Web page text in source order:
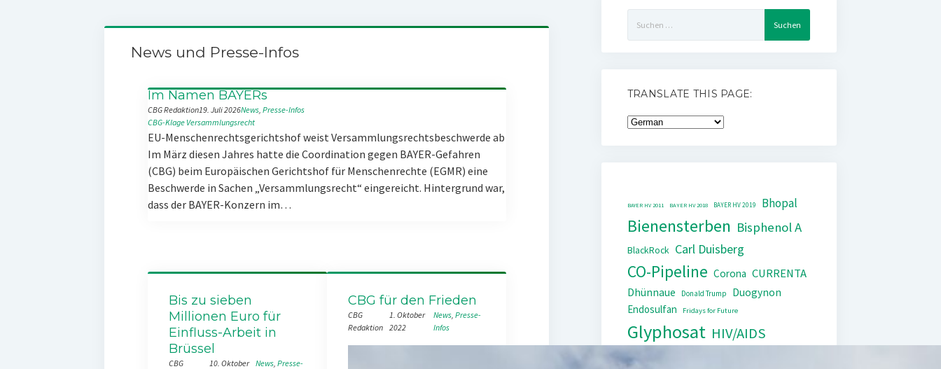
News und Presse-Infos
Im Namen BAYERs
CBG Redaktion19. Juli 2026News, Presse-Infos
CBG-Klage Versammlungsrecht
EU-Menschenrechtsgerichtshof weist Versammlungsrechtsbeschwerde ab
Im März diesen Jahres hatte die Coordination gegen BAYER-Gefahren
(CBG) beim Europäischen Gerichtshof für Menschenrechte (EGMR) eine
Beschwerde in Sachen „Versammlungsrecht“ eingereicht. Hintergrund war,
dass der BAYER-Konzern im…
Bis zu sieben
Millionen Euro für
Einfluss-Arbeit in
Brüssel
CBG
10. Oktober
News, Presse-
CBG für den Frieden
CBG
Redaktion
1. Oktober
2022
News, Presse-
Infos
nach:
TRANSLATE THIS PAGE:
BAYER HV 2011 BAYER HV 2018 BAYER HV 2019 Bhopal
Bienensterben Bisphenol A
BlackRock Carl Duisberg
CO-Pipeline Corona CURRENTA
Dhünnaue Donald Trump
Duogynon
Endosulfan
Fridays for Future
Glyphosat HIV/AIDS
IG Farben